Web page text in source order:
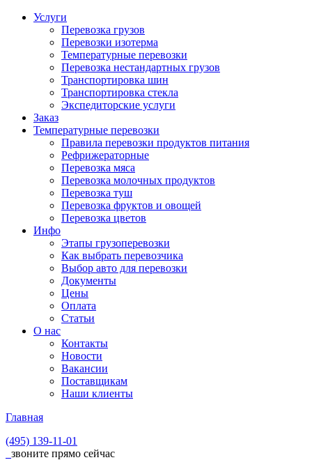
Услуги
Перевозка грузов
Перевозки изотерма
Температурные перевозки
Перевозка нестандартных грузов
Транспортировка шин
Транспортировка стекла
Экспедиторские услуги
Заказ
Температурные перевозки
Правила перевозки продуктов питания
Рефрижераторные
Перевозка мяса
Перевозка молочных продуктов
Перевозка туш
Перевозка фруктов и овощей
Перевозка цветов
Инфо
Этапы грузоперевозки
Как выбрать перевозчика
Выбор авто для перевозки
Документы
Цены
Оплата
Статьи
О нас
Контакты
Новости
Вакансии
Поставщикам
Наши клиенты
Главная
(495) 139-11-01
звоните прямо сейчас